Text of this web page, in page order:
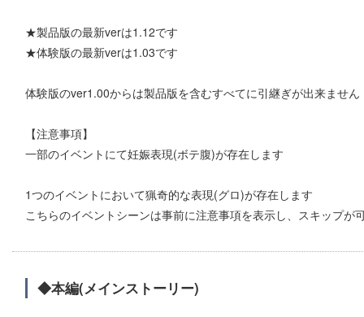
★製品版の最新verは1.12です
★体験版の最新verは1.03です
体験版のver1.00からは製品版を含むすべてに引継ぎが出来ません
【注意事項】
一部のイベントにて妊娠表現(ボテ腹)が存在します
1つのイベントにおいて猟奇的な表現(グロ)が存在します
こちらのイベントシーンは事前に注意事項を表示し、スキップが
◆本編(メインストーリー)